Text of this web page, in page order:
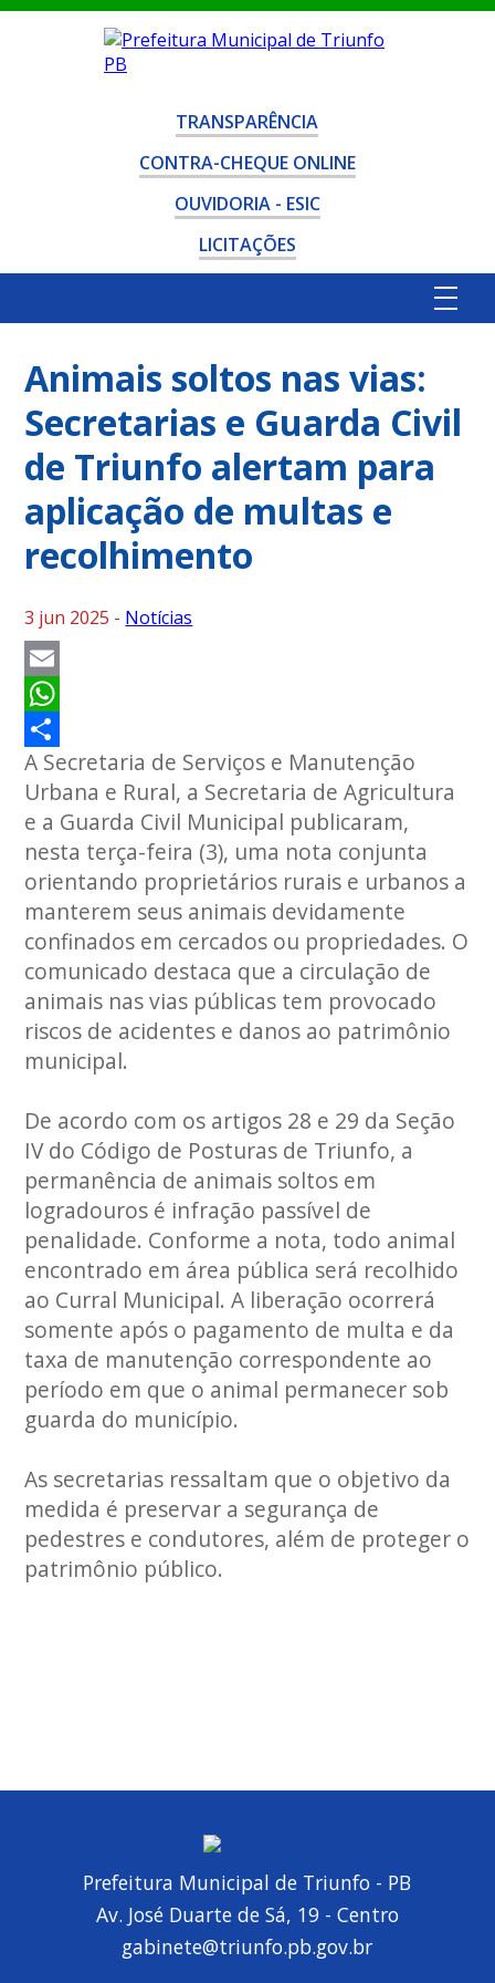
TRANSPARÊNCIA
CONTRA-CHEQUE ONLINE
OUVIDORIA - ESIC
LICITAÇÕES
Animais soltos nas vias:
Secretarias e Guarda Civil
de Triunfo alertam para
aplicação de multas e
recolhimento
3 jun 2025 - Notícias
Email
WhatsApp
Share
A Secretaria de Serviços e Manutenção
Urbana e Rural, a Secretaria de Agricultura
e a Guarda Civil Municipal publicaram,
nesta terça-feira (3), uma nota conjunta
orientando proprietários rurais e urbanos a
manterem seus animais devidamente
confinados em cercados ou propriedades. O
comunicado destaca que a circulação de
animais nas vias públicas tem provocado
riscos de acidentes e danos ao patrimônio
municipal.
De acordo com os artigos 28 e 29 da Seção
IV do Código de Posturas de Triunfo, a
permanência de animais soltos em
logradouros é infração passível de
penalidade. Conforme a nota, todo animal
encontrado em área pública será recolhido
ao Curral Municipal. A liberação ocorrerá
somente após o pagamento de multa e da
taxa de manutenção correspondente ao
período em que o animal permanecer sob
guarda do município.
As secretarias ressaltam que o objetivo da
medida é preservar a segurança de
pedestres e condutores, além de proteger o
patrimônio público.
Prefeitura Municipal de Triunfo - PB
Av. José Duarte de Sá, 19 - Centro
gabinete@triunfo.pb.gov.br